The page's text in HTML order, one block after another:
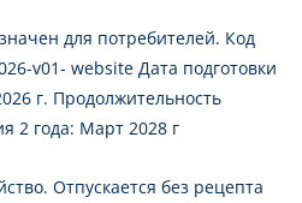
для потребителей. Код
v01- website Дата подготовки
г. Продолжительность
2 года: Март 2028 г
Oтпускается без рецепта